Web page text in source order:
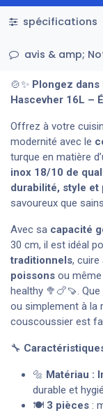
spécifications
avis & amp;
🍲✨ Plongez
Hascevher 16L –
Offrez à votre
modernité avec le
turque en matière
inox 18/10 de
durabilité, style et
savoureux que
Avec sa capacité
30 cm, il est idéal
traditionnels, cuire
poissons ou
healthy 🥦🍗🍠.
ou simplement à la
couscoussier est
🔧
🔩 Matériau :
durable et
🍽️ 3 pièces :